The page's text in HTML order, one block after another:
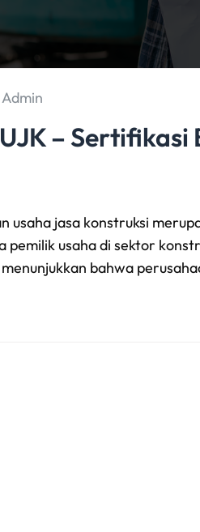
Admin
– Sertifikasi
usaha jasa konstruksi
pemilik usaha di sektor
bahwa